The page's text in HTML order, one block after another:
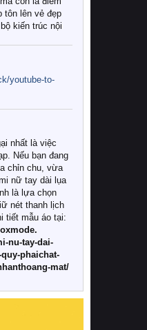
tôn lên vẻ đẹp
kiến trúc nội
đa dạng
và mẫu mã
nào để chọn
ga gối đệm cao
phù hợp với
dụng của gia
tôi đi tìm lời
viết dưới đây.
hiện đại lại ưa
cao cấp?
phẩm thông
ga gối đệm
sản xuất
lọc nguyên
nghệ dệt
chứa hóa chất
rõ rệt sự khác
youtube-to-
nhất là việc
Nếu bạn đang
chỉn chu, vừa
nữ tay dài lụa
là lựa chọn
nét thanh lịch
tiết mẫu áo tại:
nu-tay-dai-
phaichat-
mat/